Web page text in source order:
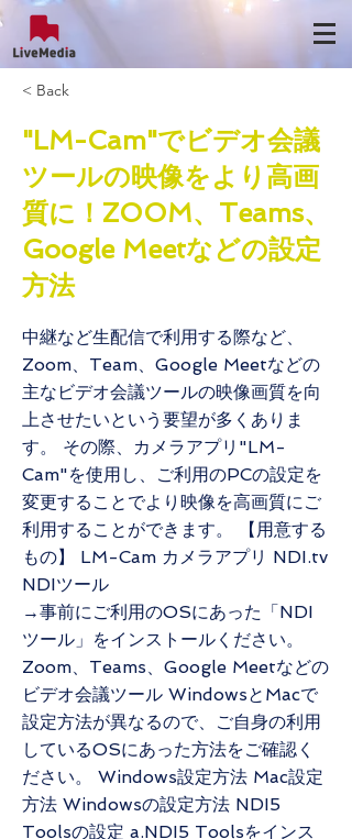
< Back
"LM-Cam"でビデオ会議
ツールの映像をより高画
質に！ZOOM、Teams、
Google Meetなどの設定
方法
中継など生配信で利用する際など、
Zoom、Team、Google Meetなどの
主なビデオ会議ツールの映像画質を向
上させたいという要望が多くありま
す。 その際、カメラアプリ"LM-
Cam"を使用し、ご利用のPCの設定を
変更することでより映像を高画質にご
利用することができます。 【用意する
もの】 LM-Cam カメラアプリ NDI.tv
NDIツール
→事前にご利用のOSにあった「NDI
ツール」をインストールください。
Zoom、Teams、Google Meetなどの
ビデオ会議ツール WindowsとMacで
設定方法が異なるので、ご自身の利用
しているOSにあった方法をご確認く
ださい。 Windows設定方法 Mac設定
方法 Windowsの設定方法 NDI5
Toolsの設定 a.NDI5 Toolsをインス